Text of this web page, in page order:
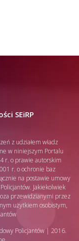
SEiRP
z udziałem władz
w niniejszym Portalu
r. o prawie autorskim
r. o ochronie baz
na postawie umowy
Jakiekolwiek
przewidzianymi przez
użytkiem osobistym,
Policjantów | 2016.